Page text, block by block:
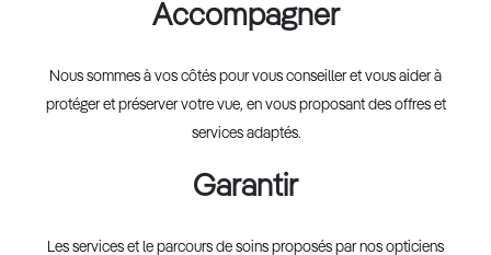
Accompagner
Nous sommes à vos côtés pour vous conseiller et vous aider à
protéger et préserver votre vue, en vous proposant des offres et
services adaptés.
Garantir
Les services et le parcours de soins proposés par nos opticiens